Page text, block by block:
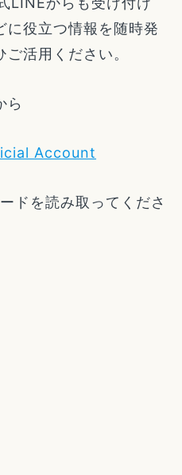
に役立つ情報を随時発
活用ください。
ら
Account
ドを読み取ってくださ